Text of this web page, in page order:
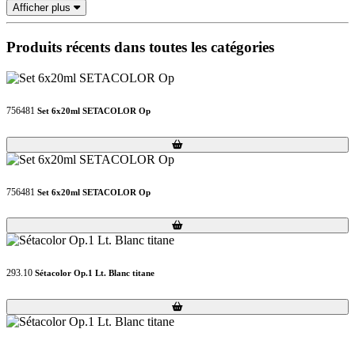
Afficher plus
Produits récents dans toutes les catégories
756481 Set 6x20ml SETACOLOR Op
Loading...
Loading...
756481 Set 6x20ml SETACOLOR Op
Loading...
Loading...
293.10 Sétacolor Op.1 Lt. Blanc titane
Loading...
Loading...